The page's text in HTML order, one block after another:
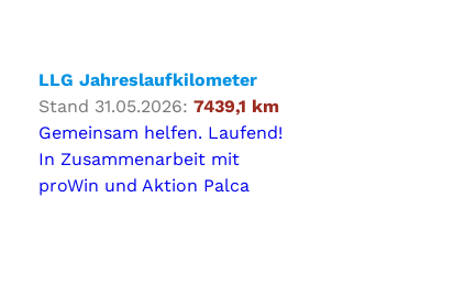
LLG Jahreslaufkilometer
Stand 31.05.2026: 7439,1 km
Gemeinsam helfen. Laufend!
In Zusammenarbeit mit
proWin und Aktion Palca